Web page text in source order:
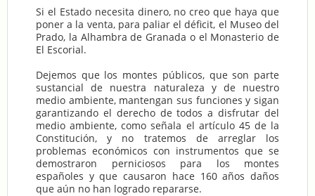
Si el Estado necesita dinero, no creo que haya que
poner a la venta, para paliar el déficit, el Museo del
Prado, la Alhambra de Granada o el Monasterio de
El Escorial.
Dejemos que los montes públicos, que son parte
sustancial de nuestra naturaleza y de nuestro
medio ambiente, mantengan sus funciones y sigan
garantizando el derecho de todos a disfrutar del
medio ambiente, como señala el artículo 45 de la
Constitución, y no tratemos de arreglar los
problemas económicos con instrumentos que se
demostraron perniciosos para los montes
españoles y que causaron hace 160 años daños
que aún no han logrado repararse.